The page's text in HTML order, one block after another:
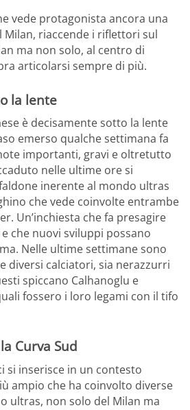
vede protagonista ancora una
Milan, riaccende i riflettori sul
ma non solo, al centro di
articolarsi sempre di più.
la lente
è decisamente sotto la lente
emerso qualche settimana fa
importanti, gravi e oltretutto
nelle ultime ore si
inerente al mondo ultras
che vede coinvolte entrambe
Un’inchiesta che fa presagire
che nuovi sviluppi possano
Nelle ultime settimane sono
diversi calciatori, sia nerazzurri
spiccano Calhanoglu e
fossero i loro legami con il tifo
Curva Sud
si inserisce in un contesto
ampio che ha coinvolto diverse
ultras, non solo del Milan ma